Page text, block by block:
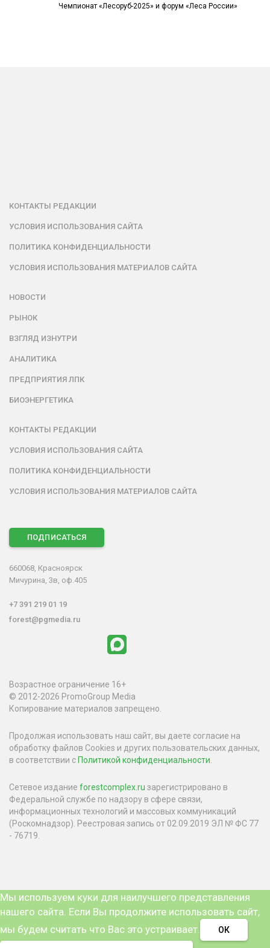
Чемпионат «Лесоруб-2025» и форум «Леса России»
КОНТАКТЫ РЕДАКЦИИ
УСЛОВИЯ ИСПОЛЬЗОВАНИЯ САЙТА
ПОЛИТИКА КОНФИДЕНЦИАЛЬНОСТИ
УСЛОВИЯ ИСПОЛЬЗОВАНИЯ МАТЕРИАЛОВ САЙТА
НОВОСТИ
РЫНОК
ВЗГЛЯД ИЗНУТРИ
АНАЛИТИКА
ПРЕДПРИЯТИЯ ЛПК
БИОЭНЕРГЕТИКА
КОНТАКТЫ РЕДАКЦИИ
УСЛОВИЯ ИСПОЛЬЗОВАНИЯ САЙТА
ПОЛИТИКА КОНФИДЕНЦИАЛЬНОСТИ
УСЛОВИЯ ИСПОЛЬЗОВАНИЯ МАТЕРИАЛОВ САЙТА
ПОДПИСАТЬСЯ
660068, Красноярск
Мичурина, 3в, оф.405
+7 391 219 01 19
forest@pgmedia.ru
Возрастное ограничение 16+
© 2012-2026 PromoGroup Media
Копирование материалов запрещено.
Продолжая использовать наш сайт, вы даете согласие на
обработку файлов Cookies и других пользовательских данных,
в соответствии с Политикой конфиденциальности.
Сетевое издание forestcomplex.ru зарегистрировано в
Федеральной службе по надзору в сфере связи,
информационных технологий и массовых коммуникаций
(Роскомнадзор). Реестровая запись от 02.09.2019 ЭЛ № ФС 77
- 76719.
Мы используем куки для наилучшего представления
нашего сайта. Если Вы продолжите использовать сайт,
мы будем считать что Вас это устраивает.
ОК